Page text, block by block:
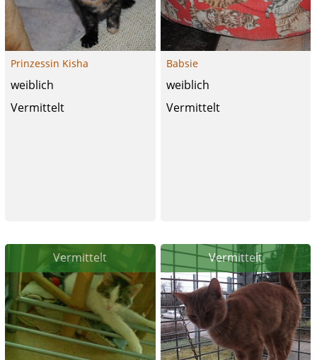
Prinzessin Kisha
weiblich
Vermittelt
Babsie
weiblich
Vermittelt
Vermittelt Vermittelt